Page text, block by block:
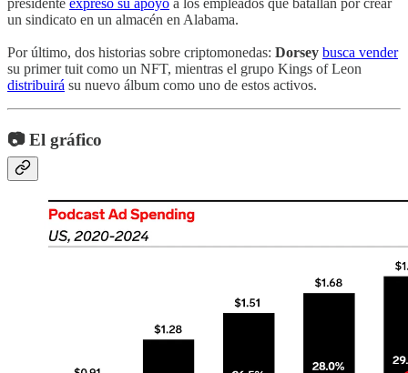
presidente expresó su apoyo a los empleados que batallan por crear
un sindicato en un almacén en Alabama.
Por último, dos historias sobre criptomonedas: Dorsey busca vender
su primer tuit como un NFT, mientras el grupo Kings of Leon
distribuirá su nuevo álbum como uno de estos activos.
📷 El gráfico